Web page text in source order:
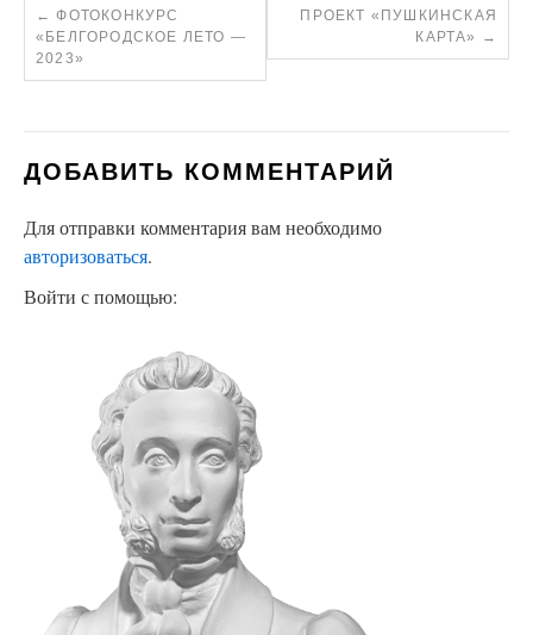
← ФОТОКОНКУРС
«БЕЛГОРОДСКОЕ ЛЕТО —
2023»
ПРОЕКТ «ПУШКИНСКАЯ
КАРТА»
→
ДОБАВИТЬ КОММЕНТАРИЙ
Для отправки комментария вам необходимо
авторизоваться.
Войти с помощью: